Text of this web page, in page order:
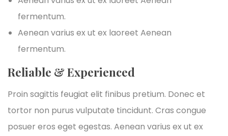
fermentum.
Aenean varius ex ut ex laoreet Aenean
fermentum.
Reliable & Experienced
Proin sagittis feugiat elit finibus pretium. Donec et
tortor non purus vulputate tincidunt. Cras congue
posuer eros eget egestas. Aenean varius ex ut ex